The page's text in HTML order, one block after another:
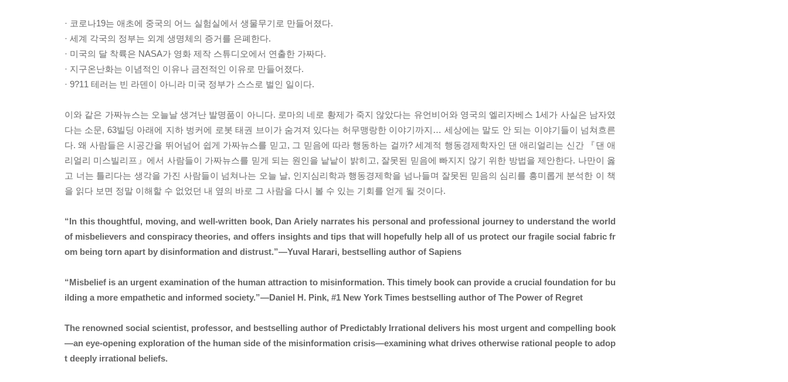
· 코로나19는 애초에 중국의 어느 실험실에서 생물무기로 만들어졌다.
· 세계 각국의 정부는 외계 생명체의 증거를 은폐한다.
· 미국의 달 착륙은 NASA가 영화 제작 스튜디오에서 연출한 가짜다.
· 지구온난화는 이념적인 이유나 금전적인 이유로 만들어졌다.
· 9?11 테러는 빈 라덴이 아니라 미국 정부가 스스로 벌인 일이다.
이와 같은 가짜뉴스는 오늘날 생겨난 발명품이 아니다. 로마의 네로 황제가 죽지 않았다는 유언비어와 영국의 엘리자베스 1세가 사실은 남자였
다는 소문, 63빌딩 아래에 지하 벙커에 로봇 태권 브이가 숨겨져 있다는 허무맹랑한 이야기까지… 세상에는 말도 안 되는 이야기들이 넘쳐흐른
다. 왜 사람들은 시공간을 뛰어넘어 쉽게 가짜뉴스를 믿고, 그 믿음에 따라 행동하는 걸까? 세계적 행동경제학자인 댄 애리얼리는 신간 『댄 애
리얼리 미스빌리프』에서 사람들이 가짜뉴스를 믿게 되는 원인을 낱낱이 밝히고, 잘못된 믿음에 빠지지 않기 위한 방법을 제안한다. 나만이 옳
고 너는 틀리다는 생각을 가진 사람들이 넘쳐나는 오늘 날, 인지심리학과 행동경제학을 넘나들며 잘못된 믿음의 심리를 흥미롭게 분석한 이 책
을 읽다 보면 정말 이해할 수 없었던 내 옆의 바로 그 사람을 다시 볼 수 있는 기회를 얻게 될 것이다.
“In this thoughtful, moving, and well-written book, Dan Ariely narrates his personal and professional journey to understand the world
of misbelievers and conspiracy theories, and offers insights and tips that will hopefully help all of us protect our fragile social fabric fr
om being torn apart by disinformation and distrust.”―Yuval Harari, bestselling author of Sapiens
“Misbelief is an urgent examination of the human attraction to misinformation. This timely book can provide a crucial foundation for bu
ilding a more empathetic and informed society.”―Daniel H. Pink, #1 New York Times bestselling author of The Power of Regret
The renowned social scientist, professor, and bestselling author of Predictably Irrational delivers his most urgent and compelling book
―an eye-opening exploration of the human side of the misinformation crisis―examining what drives otherwise rational people to adop
t deeply irrational beliefs.